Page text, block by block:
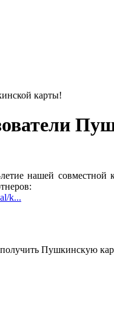
карты!
нашей
k...
Пушкинскую